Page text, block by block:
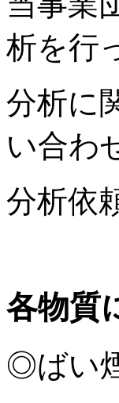
析を行
分析に
い合わ
分析依
各物質
◎ばい